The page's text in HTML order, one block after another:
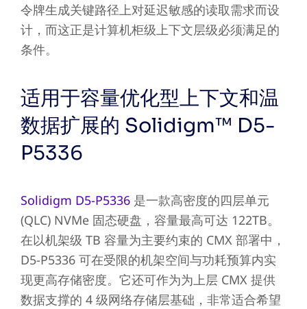
令牌生成关键路径上对延迟敏感的读取需求而设
计，而这正是计算机柜级上下文层级必须满足的
条件。
适用于容量优化型上下文和温
数据扩展的 Solidigm™ D5-
P5336
Solidigm D5-P5336是一款高密度的四层单元
(QLC) NVMe 固态硬盘，容量最高可达 122TB。
在以机架级 TB 容量为主要约束的 CMX 部署中，
D5-P5336 可在受限的机架空间与功耗预算内实
现更高存储密度。它还可作为为上层 CMX 提供
数据支撑的 4 级网络存储层基础，非常适合希望